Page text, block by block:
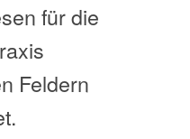
für die
Feldern